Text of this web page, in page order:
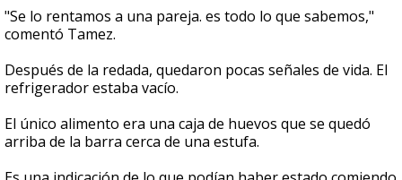
"Se lo rentamos a una pareja. es todo lo que sabemos,"
comentó Tamez.
Después de la redada, quedaron pocas señales de vida. El
refrigerador estaba vacío.
El único alimento era una caja de huevos que se quedó
arriba de la barra cerca de una estufa.